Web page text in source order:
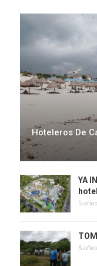
Hoteleros De
YA
5
5